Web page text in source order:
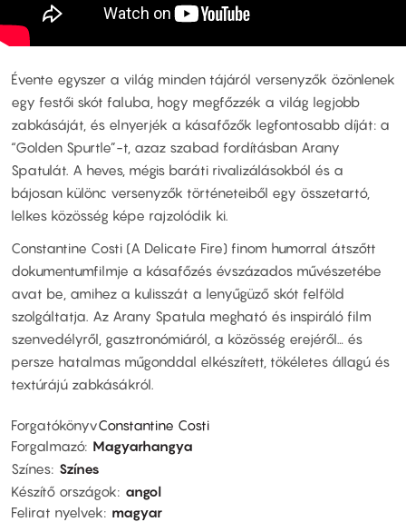
Évente egyszer a világ minden tájáról versenyzők özönlenek
egy festői skót faluba, hogy megfőzzék a világ legjobb
zabkásáját, és elnyerjék a kásafőzők legfontosabb díját: a
“Golden Spurtle”-t, azaz szabad fordításban Arany
Spatulát. A heves, mégis baráti rivalizálásokból és a
bájosan különc versenyzők történeteiből egy összetartó,
lelkes közösség képe rajzolódik ki.
Constantine Costi (A Delicate Fire) finom humorral átszőtt
dokumentumfilmje a kásafőzés évszázados művészetébe
avat be, amihez a kulisszát a lenyűgüző skót felföld
szolgáltatja. Az Arany Spatula megható és inspiráló film
szenvedélyről, gasztronómiáról, a közösség erejéről… és
persze hatalmas műgonddal elkészített, tökéletes állagú és
textúrájú zabkásákról.
ForgatókönyvConstantine Costi
Forgalmazó Magyarhangya
Színes Színes
Készítő országok
angol
Felirat nyelvek
magyar